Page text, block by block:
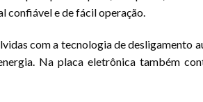
confiável e de fácil operação.
com a tecnologia de desligamento
Na placa eletrônica também